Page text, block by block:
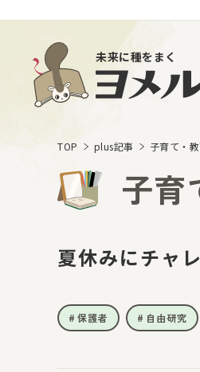
未来に種をまく
TOP plus記事 子育て・
子育
夏休みにチャ
保護者 自由研究